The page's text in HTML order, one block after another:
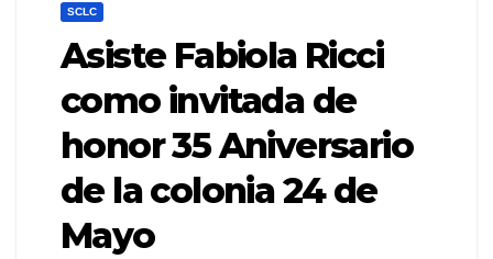
SCLC
Asiste Fabiola Ricci
como invitada de
honor 35 Aniversario
de la colonia 24 de
Mayo